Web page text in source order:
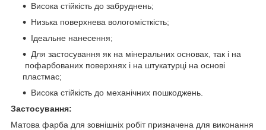
Висока стійкість до забруднень;
Низька поверхнева вологомісткість;
Ідеальне нанесення;
Для застосування як на мінеральних основах, так і на
пофарбованих поверхнях і на штукатурці на основі
пластмас;
Висока стійкість до механічних пошкоджень.
Застосування:
Матова фарба для зовнішніх робіт призначена для виконання